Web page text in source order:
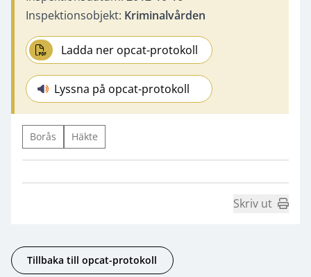
Inspektionsobjekt: Kriminalvården
Ladda ner opcat-protokoll
Lyssna på opcat-protokoll
Borås Häkte
Skriv ut
Tillbaka till opcat-protokoll